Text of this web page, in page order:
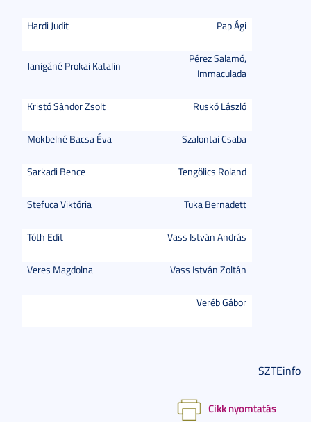
Hardi Judit Pap Ági
Janigáné Prokai Katalin
Pérez Salamó,
Immaculada
Kristó Sándor Zsolt Ruskó László
Mokbelné Bacsa Éva Szalontai Csaba
Sarkadi Bence Tengölics Roland
Stefuca Viktória Tuka Bernadett
Tóth Edit Vass István András
Veres Magdolna Vass István Zoltán
Veréb Gábor
SZTEinfo
Cikk nyomtatás